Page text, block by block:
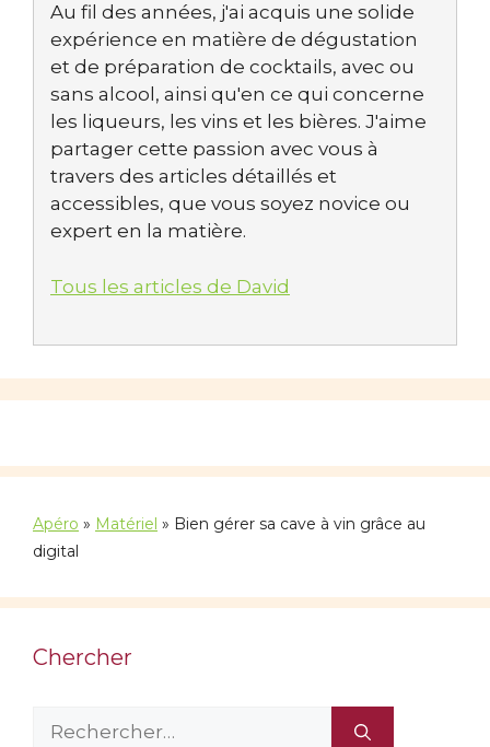
Au fil des années, j'ai acquis une solide
expérience en matière de dégustation
et de préparation de cocktails, avec ou
sans alcool, ainsi qu'en ce qui concerne
les liqueurs, les vins et les bières. J'aime
partager cette passion avec vous à
travers des articles détaillés et
accessibles, que vous soyez novice ou
expert en la matière.
Tous les articles de David
Apéro » Matériel » Bien gérer sa cave à vin grâce au
digital
Chercher
Rechercher :